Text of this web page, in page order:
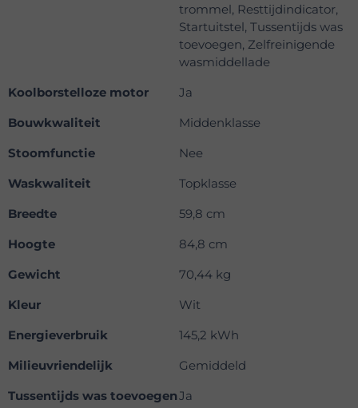
trommel, Resttijdindicator,
Startuitstel, Tussentijds was
toevoegen, Zelfreinigende
wasmiddellade
Koolborstelloze motor
Ja
Bouwkwaliteit
Middenklasse
Stoomfunctie
Nee
Waskwaliteit
Topklasse
Breedte
59,8 cm
Hoogte
84,8 cm
Gewicht
70,44 kg
Kleur
Wit
Energieverbruik
145,2 kWh
Milieuvriendelijk
Gemiddeld
Tussentijds was toevoegenJa